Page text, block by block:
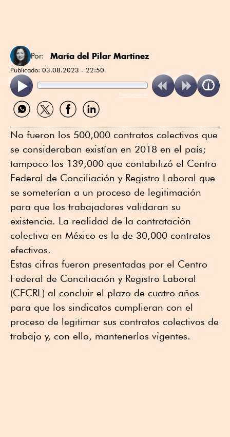
Por: María del Pilar Martínez
Publicado: 03.08.2023 - 22:50
ReadSpeaker
Compartir
por
Compartir
por
Compartir
por
Compartir
por
No fueron los 500,000 contratos colectivos que
se consideraban existían en 2018 en el país;
tampoco los 139,000 que contabilizó el Centro
Federal de Conciliación y Registro Laboral que
se someterían a un proceso de legitimación
para que los trabajadores validaran su
existencia. La realidad de la contratación
colectiva en México es la de 30,000 contratos
efectivos.
Estas cifras fueron presentadas por el Centro
Federal de Conciliación y Registro Laboral
(CFCRL) al concluir el plazo de cuatro años
para que los sindicatos cumplieran con el
proceso de legitimar sus contratos colectivos de
trabajo y, con ello, mantenerlos vigentes.